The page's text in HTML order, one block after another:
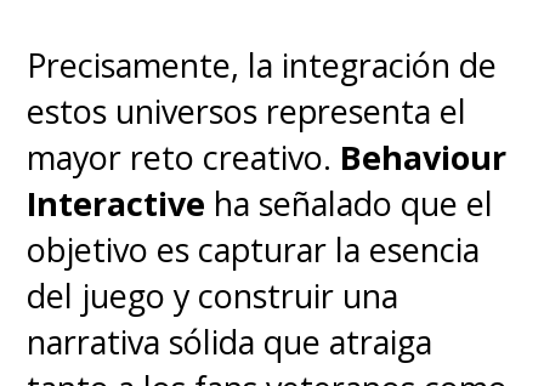
Precisamente, la integración de
estos universos representa el
mayor reto creativo. Behaviour
Interactive ha señalado que el
objetivo es capturar la esencia
del juego y construir una
narrativa sólida que atraiga